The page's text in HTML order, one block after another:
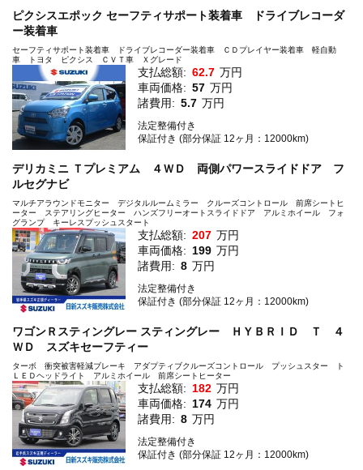
ピクシスエポック セーフティサポート装着車 ドライブレコーダ
ー装着車
セーフティサポート装着車 ドライブレコーダー装着車 ＣＤプレイヤー装着車 軽自動
車 トヨタ ピクシス ＣＶＴ車 Ｘグレード
支払総額: 62.7 万円
車両価格: 57 万円
諸費用: 5.7 万円
法定整備付き
保証付き (部分保証 12ヶ月：12000km)
デリカミニ Ｔプレミアム ４ＷＤ 両側パワースライドドア フ
ルセグナビ
マルチアラウンドモニター デジタルルームミラー クルーズコントロール 前席シートヒ
ーター ステアリングヒーター ハンズフリーオートスライドドア アルミホイール フォ
グランプ キーレスプッシュスタート
支払総額: 207 万円
車両価格: 199 万円
諸費用: 8 万円
法定整備付き
保証付き (部分保証 12ヶ月：12000km)
ワゴンＲスティングレー スティングレー ＨＹＢＲＩＤ Ｔ ４
ＷＤ スズキセーフティー
ターボ 衝突被害軽減ブレーキ アダプティブクルーズコントロール プッシュスター ト
ＬＥＤヘッドライト アルミホイール 前席シートヒーター
支払総額: 182 万円
車両価格: 174 万円
諸費用: 8 万円
法定整備付き
保証付き (部分保証 12ヶ月：12000km)